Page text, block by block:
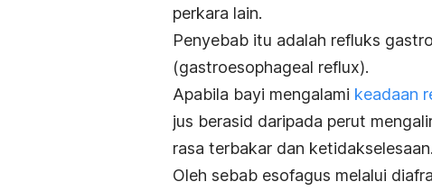
perkara lain.
Penyebab itu adalah refluks
(gastroesophageal reflux).
Apabila bayi mengalami keadaan
jus berasid daripada perut
rasa terbakar dan ketidakselesaan.
Oleh sebab esofagus melalui